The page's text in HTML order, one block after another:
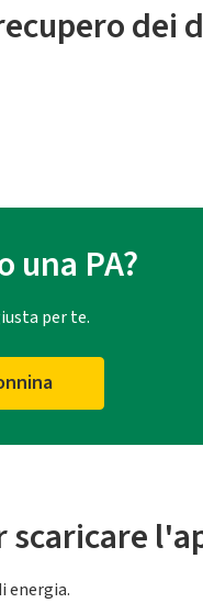
dei
una PA?
per te.
energia.